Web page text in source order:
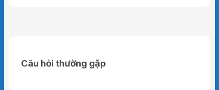
Câu hỏi thường gặp